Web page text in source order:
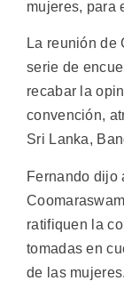
mujeres, para
La reunión de
serie de
recabar la
convención,
Sri Lanka,
Fernando dijo
ratifiquen la
tomadas en
de las mujeres.